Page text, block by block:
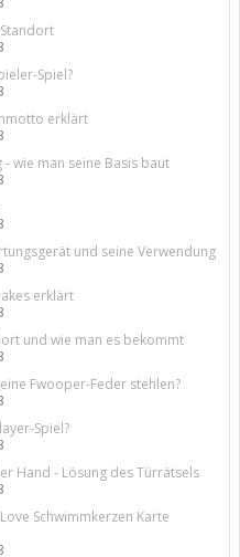
Spiel?
erklärt
wie man seine Basis baut
und seine Verwendung
erklärt
und wie man es bekommt
Fwooper-Feder stehlen?
Spiel?
Hand - Lösung des Türrätsels
Schwimmkerzen Karte